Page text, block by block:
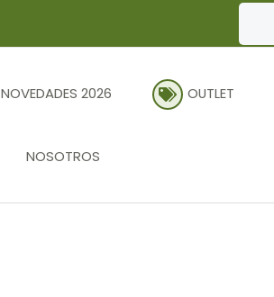
NOVEDADES 2026 OUTLET
NOSOTROS